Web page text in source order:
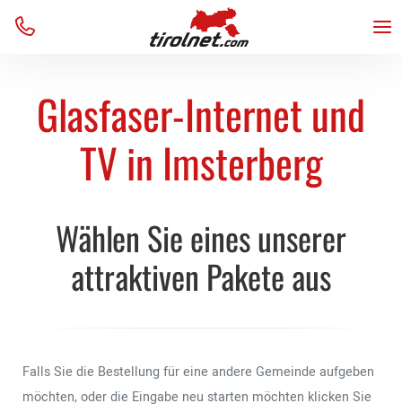
Menu
TV
Verfügbarkeit
Support
TV
Verfügbarkeit
Support
Über uns
Team
AGB
Blog
Glasfaser-Internet und
TV in Imsterberg
Wählen Sie eines unserer
attraktiven Pakete aus
Falls Sie die Bestellung für eine andere Gemeinde aufgeben
möchten, oder die Eingabe neu starten möchten klicken Sie